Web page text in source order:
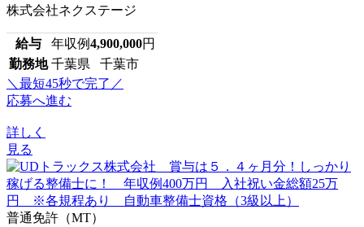
株式会社ネクステージ
給与 年収例4,900,000円
勤務地 千葉県 千葉市
＼最短45秒で完了／
応募へ進む
詳しく
見る
普通免許（MT）